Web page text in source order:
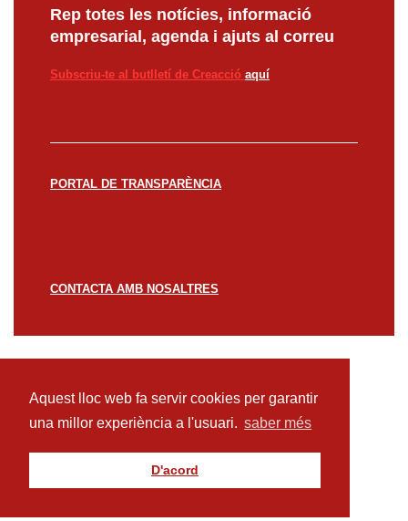
Aquest lloc web fa servir cookies per garantir
una millor experiència a l'usuari. saber més
D'acord
Rep totes les notícies, informació
empresarial, agenda i ajuts al correu
Subscriu-te al butlletí de Creacció aquí
PORTAL DE TRANSPARÈNCIA
CONTACTA AMB NOSALTRES